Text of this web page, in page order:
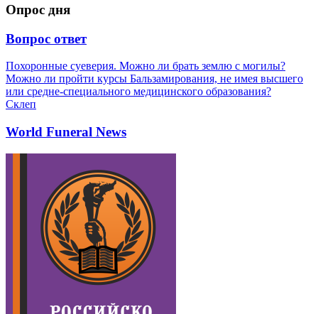
Опрос дня
Вопрос ответ
Похоронные суеверия. Можно ли брать землю с могилы?
Можно ли пройти курсы Бальзамирования, не имея высшего
или средне-специального медицинского образования?
Склеп
World Funeral News